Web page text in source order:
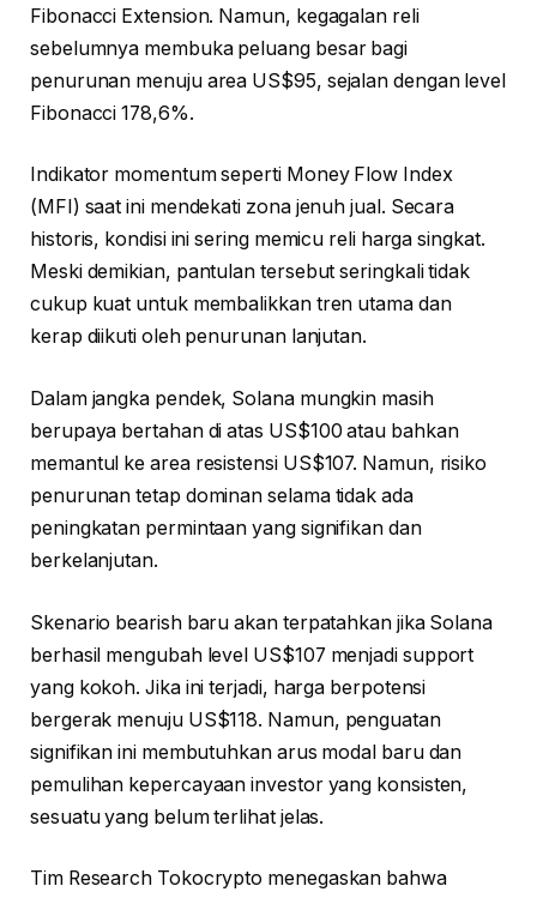
Fibonacci Extension. Namun, kegagalan reli
sebelumnya membuka peluang besar bagi
penurunan menuju area US$95, sejalan dengan level
Fibonacci 178,6%.
Indikator momentum seperti Money Flow Index
(MFI) saat ini mendekati zona jenuh jual. Secara
historis, kondisi ini sering memicu reli harga singkat.
Meski demikian, pantulan tersebut seringkali tidak
cukup kuat untuk membalikkan tren utama dan
kerap diikuti oleh penurunan lanjutan.
Dalam jangka pendek, Solana mungkin masih
berupaya bertahan di atas US$100 atau bahkan
memantul ke area resistensi US$107. Namun, risiko
penurunan tetap dominan selama tidak ada
peningkatan permintaan yang signifikan dan
berkelanjutan.
Skenario bearish baru akan terpatahkan jika Solana
berhasil mengubah level US$107 menjadi support
yang kokoh. Jika ini terjadi, harga berpotensi
bergerak menuju US$118. Namun, penguatan
signifikan ini membutuhkan arus modal baru dan
pemulihan kepercayaan investor yang konsisten,
sesuatu yang belum terlihat jelas.
Tim Research Tokocrypto menegaskan bahwa